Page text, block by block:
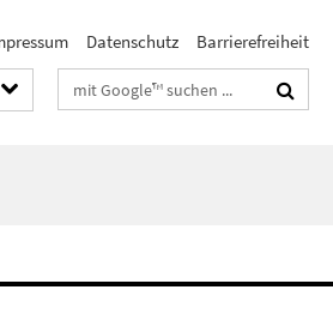
Datenschutz Barrierefreiheit
Suchbegriffe